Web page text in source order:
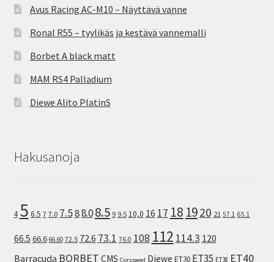
Avus Racing AC-M10 – Näyttävä vanne
Ronal R55 – tyylikäs ja kestävä vannemalli
Borbet A black matt
MAM RS4 Palladium
Diewe Alito PlatinS
Hakusanoja
4 5 6.5 7 7.0 7.588.08.5 9 9.5 10,0 16 17 18 1920 21 57.1 65.1
66.5 66.6 66.60 72.5 72.6 73.1 76.0 108 112 114.3 120
Barracuda BORBET CMS Corspeed Diewe ET30 ET35 ET38 ET40